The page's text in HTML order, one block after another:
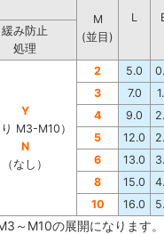
L
M
(並目)
緩み防止
処理
Y
り M3-M10）
N
（なし）
2 5.0
3
7.0
4
9.0
5
12.0
6
13.0
8
15.0
10
16.0
～M10の展開になります